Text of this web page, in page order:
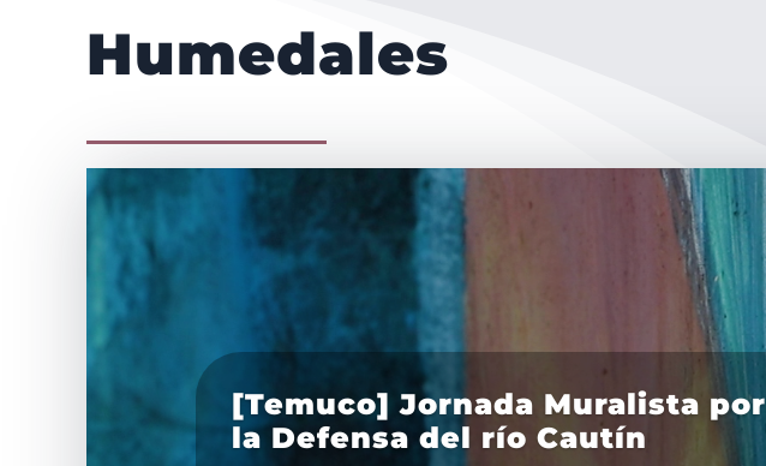
Humedales
[Temuco] Jornada Muralista por
la Defensa del río Cautín